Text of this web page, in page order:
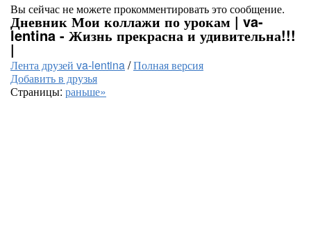
Вы сейчас не можете прокомментировать это сообщение.
Дневник Мои коллажи по урокам | va-
lentina - Жизнь прекрасна и удивительна!!!
|
Лента друзей va-lentina/Полная версия
Добавить в друзья
Страницы: раньше»